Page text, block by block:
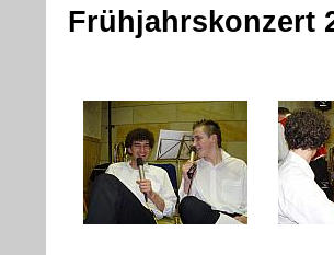
Frühjahrskonzert